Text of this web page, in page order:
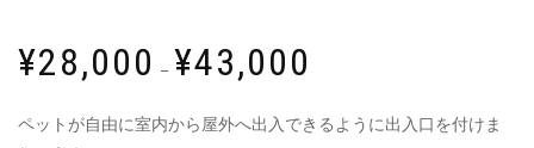
¥28,000 – ¥43,000
ペットが自由に室内から屋外へ出入できるように出入口を付けま